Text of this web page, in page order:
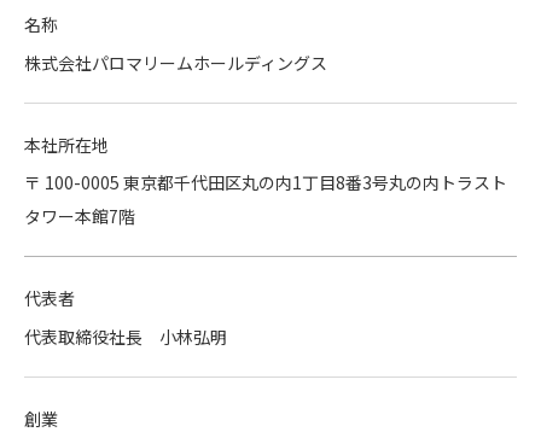
名称
株式会社パロマリームホールディングス
本社所在地
〒 100-0005 東京都千代田区丸の内1丁目8番3号丸の内トラスト
タワー本館7階
代表者
代表取締役社長 小林弘明
創業